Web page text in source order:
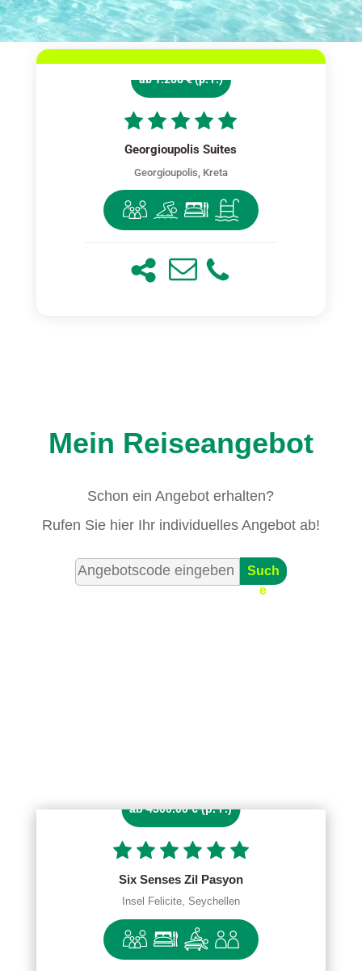
ab 1.200 € (p. P.)
Georgioupolis Suites
Georgioupolis, Kreta
Mein Reiseangebot
Schon ein Angebot erhalten?
Rufen Sie hier Ihr individuelles Angebot ab!
Such
e
ab 4500.00 € (p. P.)
Six Senses Zil Pasyon
Insel Felicite, Seychellen